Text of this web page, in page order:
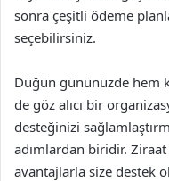
sonra çeşitli ödeme
seçebilirsiniz.
Düğün gününüzde hem
de göz alıcı bir
desteğinizi
adımlardan biridir.
avantajlarla size destek